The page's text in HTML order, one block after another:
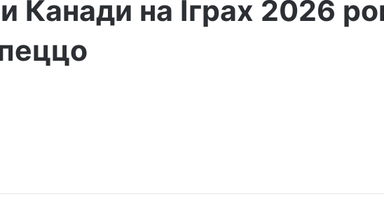
Канади на Іграх 2026